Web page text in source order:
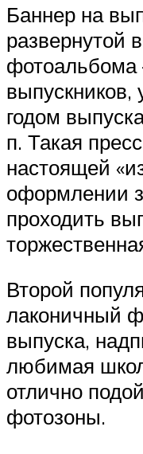
Баннер на
развернутой
фотоальбома
выпускников,
годом
п. Такая
настоящей
оформлении
проходить
Второй
лаконичный
выпуска,
любимая
отлично
фотозоны.